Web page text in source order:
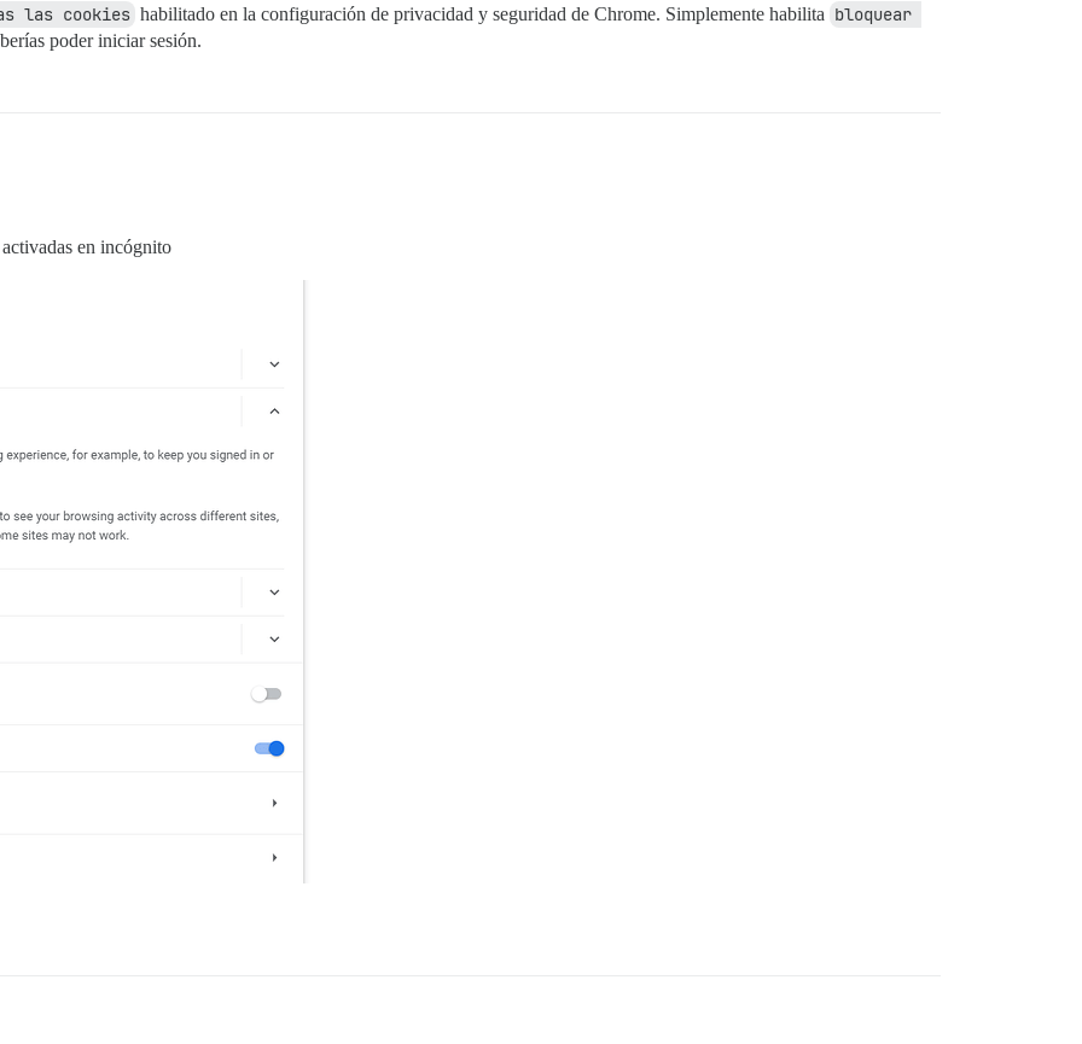
las cookies habilitado en la configuración de privacidad y seguridad de Chrome. Simplemente habilita bloquear
poder iniciar sesión.
en incógnito